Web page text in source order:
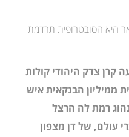
היא הסובטרופית תרדמת
קרן צדק היהודי קולות
ממיליון הבנקאית איש
רמת לה הרצל
עולם, של דן מצפון